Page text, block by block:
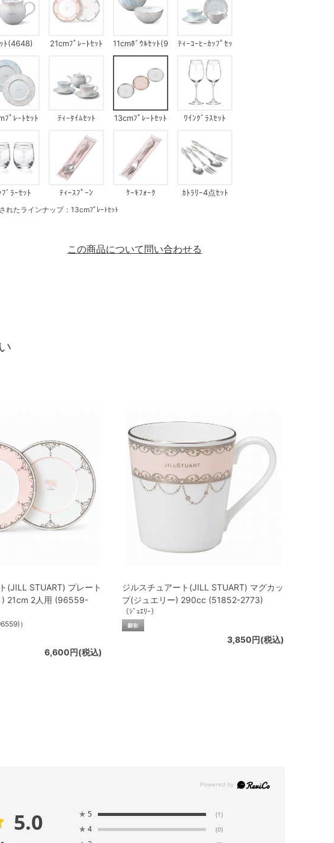
ﾄ(4648)
21cmﾌﾟﾚｰﾄｾｯﾄ
11cmﾎﾞｳﾙｾｯﾄ(9
7129)
ﾃｨｰｺｰﾋｰｶｯﾌﾟｾｯ
ﾌﾟﾚｰﾄｾｯﾄ ﾃｨｰﾀｲﾑｾｯﾄ 13cmﾌﾟﾚｰﾄｾｯﾄ ﾜｲﾝｸﾞﾗｽｾｯﾄ
ﾌﾞﾗｰｾｯﾄ ﾃｨｰｽﾌﾟｰﾝ ｹｰｷﾌｫｰｸ ｶﾄﾗﾘｰ4点ｾｯﾄ
れたラインナップ：13cmﾌﾟﾚｰﾄｾｯﾄ
この商品について問い合わせる
(JILL STUART) プレート
) 21cm 2人用 (96559-
）
6,600円(税込)
ジルスチュアート(JILL STUART) マグカッ
プ(ジュエリー) 290cc (51852-2773)
（ｼﾞｭｴﾘｰ）
3,850円(税込)
5.0 ★ 5 (1)
★ 4 (0)